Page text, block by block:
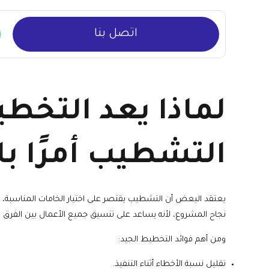
اتصل بنا
لماذا يعد
التشطيب أمرًا
يعتقد البعض أن التشطيب يقتصر على اختيار الخامات
نجاح المشروع، لأنه يساعد على تنسيق جميع الأعمال بين الفرق
ومن أهم فوائد التخطيط الجيد:
تقليل نسبة الأخطاء أثناء التنفيذ.